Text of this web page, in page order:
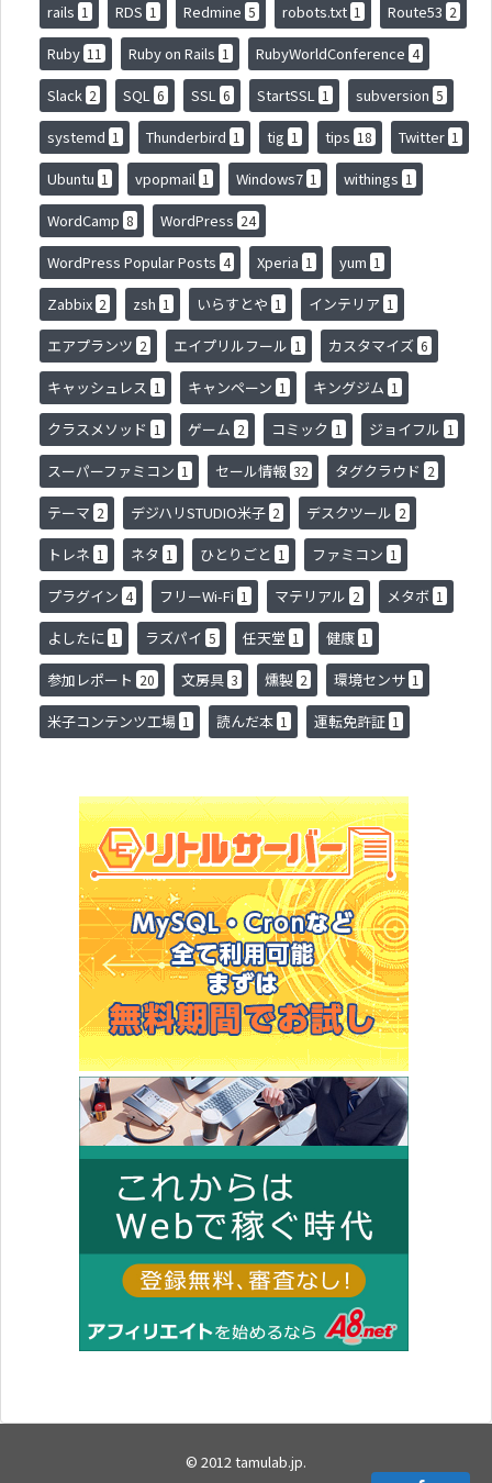
rails 1 RDS 1 Redmine 5 robots.txt 1 Route53 2
Ruby 11 Ruby on Rails 1 RubyWorldConference 4
Slack 2 SQL 6 SSL 6 StartSSL 1 subversion 5
systemd 1 Thunderbird 1 tig 1 tips 18 Twitter 1
Ubuntu 1 vpopmail 1 Windows7 1 withings 1
WordCamp 8 WordPress 24
WordPress Popular Posts 4 Xperia 1 yum 1
Zabbix 2 zsh 1 いらすとや 1 インテリア 1
エアプランツ 2 エイプリルフール 1 カスタマイズ 6
キャッシュレス 1 キャンペーン 1 キングジム 1
クラスメソッド 1 ゲーム 2 コミック 1 ジョイフル 1
スーパーファミコン 1 セール情報 32 タグクラウド 2
テーマ 2 デジハリSTUDIO米子 2 デスクツール 2
トレネ 1 ネタ 1 ひとりごと 1 ファミコン 1
プラグイン 4 フリーWi-Fi 1 マテリアル 2 メタボ 1
よしたに 1 ラズパイ 5 任天堂 1 健康 1
参加レポート 20 文房具 3 燻製 2 環境センサ 1
米子コンテンツ工場 1 読んだ本 1 運転免許証 1
© 2012tamulab.jp.